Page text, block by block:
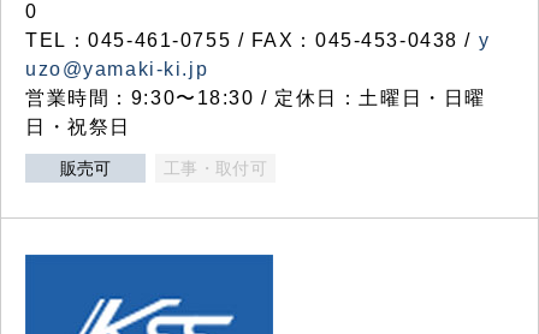
0
TEL：045-461-0755 / FAX：045-453-0438 / y
uzo@yamaki-ki.jp
営業時間：9:30〜18:30 / 定休日：土曜日・日曜
日・祝祭日
販売可 工事・取付可